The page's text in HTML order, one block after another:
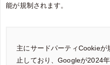
能が規制されます。
主にサードパーティCookie
止しており、Googleが2024